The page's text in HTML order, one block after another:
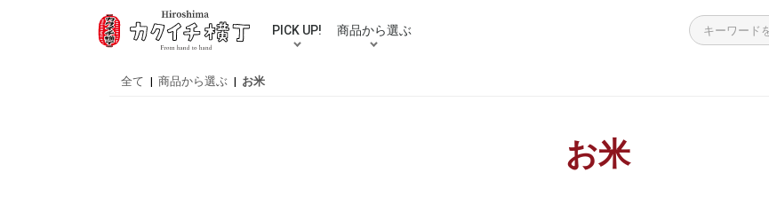
PICK UP! 商品から選ぶ
全て | 商品から選ぶ | お米
お米